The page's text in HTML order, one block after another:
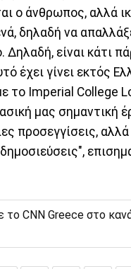
ο άνθρωπος, αλλά
δηλαδή να
Δηλαδή, είναι κάτι
έχει γίνει εκτός
το Ιmperial College
μας σημαντική
προσεγγίσεις, αλλά
το CNN Greece στο